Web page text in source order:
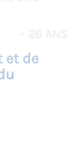
et de